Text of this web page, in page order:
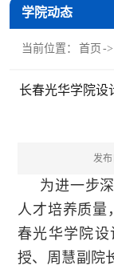
学院动态
当前位置： 首页 ->
长春光华学院设
发布
为进一步
人才培养质量
春光华学院
授、周慧副院